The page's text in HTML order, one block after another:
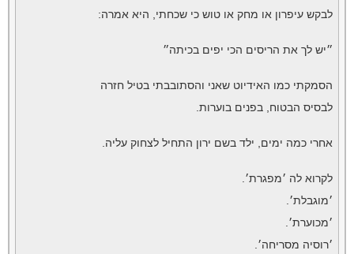
לבקש עיפרון או מחק או טוש כי שכחתי, היא אמרה:
״יש לך את הריסים הכי יפים בכיתה״
הסמקתי כמו האידיוט שאני והסתובבתי בטיל חזרה
לבסיס הבטוח, בפנים בוערות.
אחרי כמה ימים, ילד בשם ירון התחיל לצחוק עליה.
לקרוא לה ׳מפגרת׳.
׳מוגבלת׳.
׳מכוערת׳.
׳רוסיה מסריחה׳.